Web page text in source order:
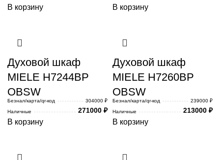
В корзину В корзину
Духовой шкаф
MIELE H7244BP
OBSW
Безнал/карта/qr-код
304000 ₽
Наличные
271000 ₽
В корзину
Духовой шкаф
MIELE H7260BP
OBSW
Безнал/карта/qr-код
239000 ₽
Наличные
213000 ₽
В корзину